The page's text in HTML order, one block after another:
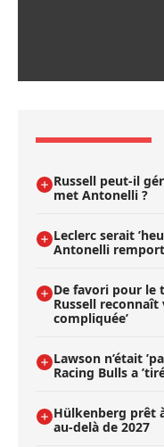
Russell peut-il
met Antonelli ?
Leclerc serait
Antonelli
De favori pour le
Russell reconnaît
compliquée’
Lawson n’était
Racing Bulls a
Hülkenberg prêt
au-delà de 2027